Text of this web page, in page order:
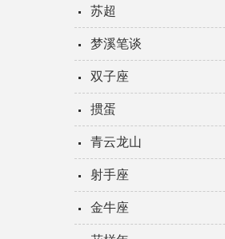
苏超
梦溪笔谈
双子座
掼蛋
青云龙山
射手座
金牛座